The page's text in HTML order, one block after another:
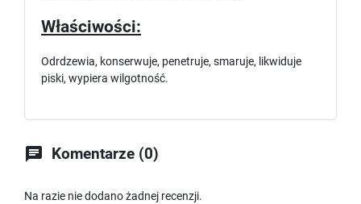
Właściwości:
Odrdzewia, konserwuje, penetruje, smaruje, likwiduje
piski, wypiera wilgotność.
 Komentarze (0)
Na razie nie dodano żadnej recenzji.